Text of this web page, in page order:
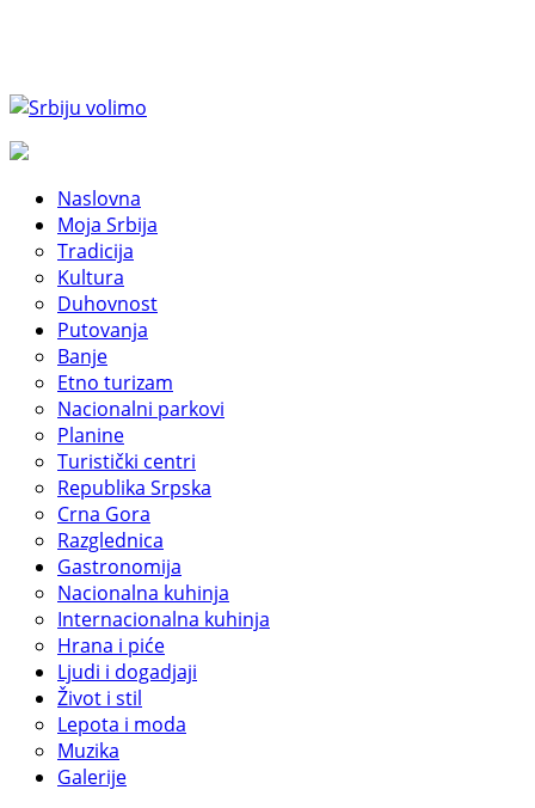
Naslovna
Moja Srbija
Tradicija
Kultura
Duhovnost
Putovanja
Banje
Etno turizam
Nacionalni parkovi
Planine
Turistički centri
Republika Srpska
Crna Gora
Razglednica
Gastronomija
Nacionalna kuhinja
Internacionalna kuhinja
Hrana i piće
Ljudi i dogadjaji
Život i stil
Lepota i moda
Muzika
Galerije